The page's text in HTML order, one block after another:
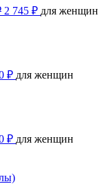
2 745 ₽ для женщин
₽ для женщин
₽ для женщин